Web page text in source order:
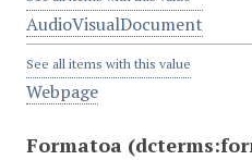
AudioVisualDocument
See all items with this value
Webpage
Formatoa